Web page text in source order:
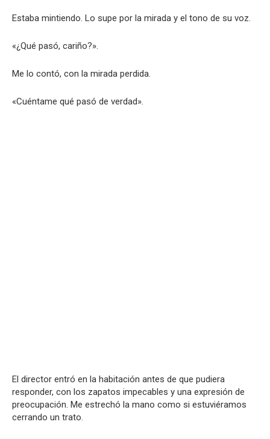
Estaba mintiendo. Lo supe por la mirada y el tono de su voz.
«¿Qué pasó, cariño?».
Me lo contó, con la mirada perdida.
«Cuéntame qué pasó de verdad».
El director entró en la habitación antes de que pudiera
responder, con los zapatos impecables y una expresión de
preocupación. Me estrechó la mano como si estuviéramos
cerrando un trato.